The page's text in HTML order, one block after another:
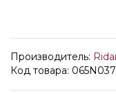
Производитель:
Код товара: